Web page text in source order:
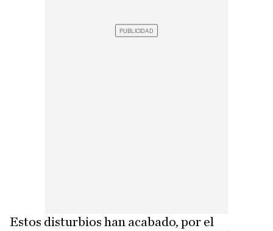
Estos disturbios han acabado, por el